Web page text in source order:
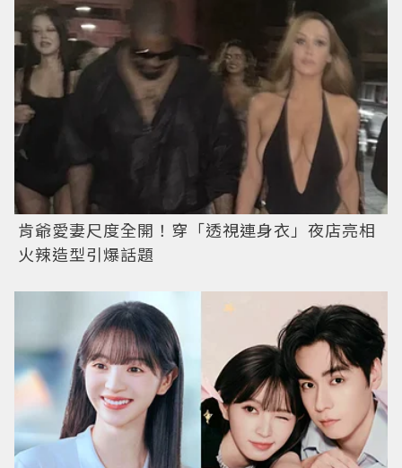
肯爺愛妻尺度全開！穿「透視連身衣」夜店亮相
火辣造型引爆話題